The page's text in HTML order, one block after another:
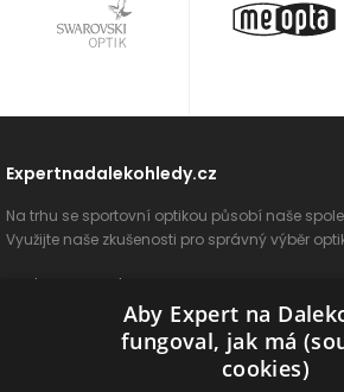
Expertnadalekohledy.cz
Na trhu se sportovní optikou působí naše
Využijte naše zkušenosti pro správný výběr
O nás Vše o nákupu
Ochrana osobních údajů
Aby Expert na
fungoval, jak má
cookies)